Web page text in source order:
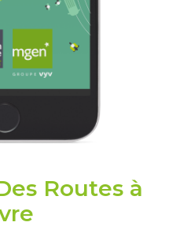
Routes à